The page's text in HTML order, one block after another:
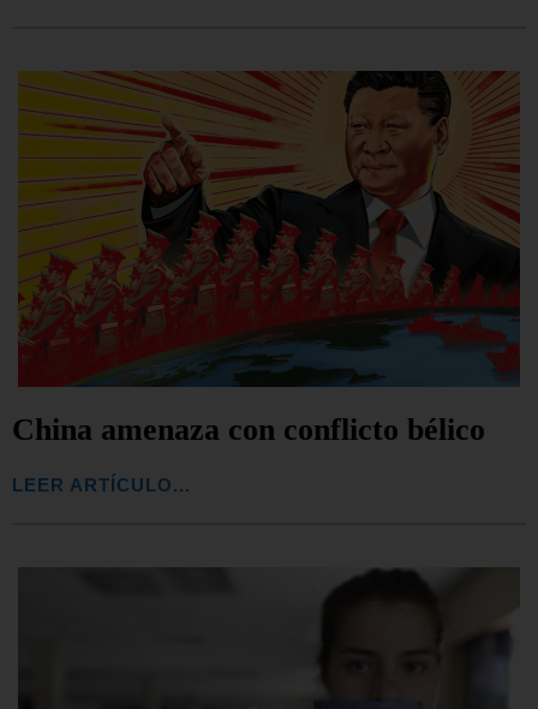
China amenaza con conflicto bélico
LEER ARTÍCULO...